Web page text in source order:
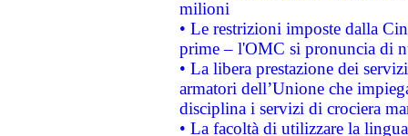
milioni
• Le restrizioni imposte dalla
prime – l'OMC si pronuncia di
• La libera prestazione dei
armatori dell’Unione che
disciplina i servizi di crociera
• La facoltà di utilizzare la